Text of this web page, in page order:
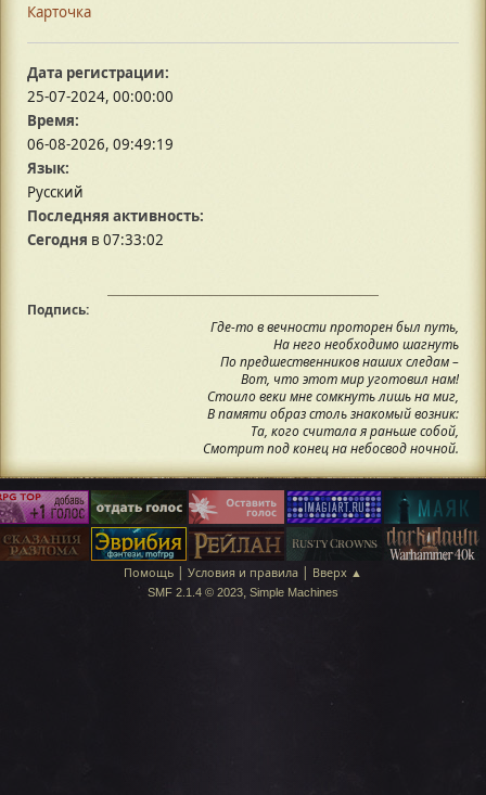
Карточка
Дата регистрации:
25-07-2024, 00:00:00
Время:
06-08-2026, 09:49:19
Язык:
Русский
Последняя активность:
Сегодня в 07:33:02
Подпись:
Где-то в вечности проторен был путь,
На него необходимо шагнуть
По предшественников наших следам –
Вот, что этот мир уготовил нам!
Стоило веки мне сомкнуть лишь на миг,
В памяти образ столь знакомый возник:
Та, кого считала я раньше собой,
Смотрит под конец на небосвод ночной.
Помощь | Условия и правила | Вверх ▲
SMF 2.1.4 © 2023, Simple Machines